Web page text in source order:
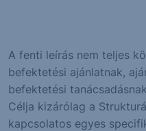
A fenti leírás nem teljes
befektetési ajánlatnak,
befektetési
Célja kizárólag a
kapcsolatos egyes